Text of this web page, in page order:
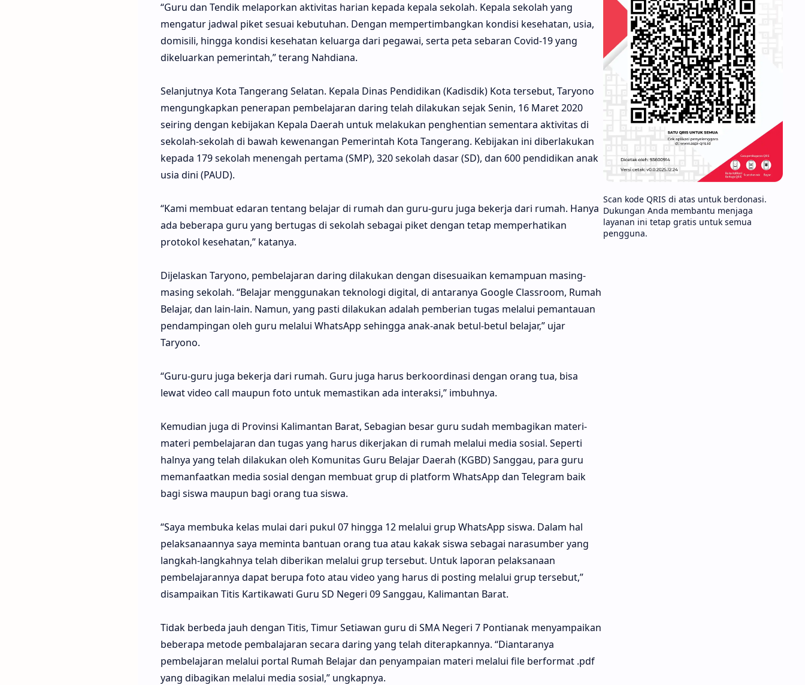
“Guru dan Tendik melaporkan aktivitas harian kepada kepala sekolah. Kepala sekolah yang
mengatur jadwal piket sesuai kebutuhan. Dengan mempertimbangkan kondisi kesehatan, usia,
domisili, hingga kondisi kesehatan keluarga dari pegawai, serta peta sebaran Covid-19 yang
dikeluarkan pemerintah,” terang Nahdiana.
Selanjutnya Kota Tangerang Selatan. Kepala Dinas Pendidikan (Kadisdik) Kota tersebut, Taryono
mengungkapkan penerapan pembelajaran daring telah dilakukan sejak Senin, 16 Maret 2020
seiring dengan kebijakan Kepala Daerah untuk melakukan penghentian sementara aktivitas di
sekolah-sekolah di bawah kewenangan Pemerintah Kota Tangerang. Kebijakan ini diberlakukan
kepada 179 sekolah menengah pertama (SMP), 320 sekolah dasar (SD), dan 600 pendidikan anak
usia dini (PAUD).
“Kami membuat edaran tentang belajar di rumah dan guru-guru juga bekerja dari rumah. Hanya
ada beberapa guru yang bertugas di sekolah sebagai piket dengan tetap memperhatikan
protokol kesehatan,” katanya.
Dijelaskan Taryono, pembelajaran daring dilakukan dengan disesuaikan kemampuan masing-
masing sekolah. “Belajar menggunakan teknologi digital, di antaranya Google Classroom, Rumah
Belajar, dan lain-lain. Namun, yang pasti dilakukan adalah pemberian tugas melalui pemantauan
pendampingan oleh guru melalui WhatsApp sehingga anak-anak betul-betul belajar,” ujar
Taryono.
“Guru-guru juga bekerja dari rumah. Guru juga harus berkoordinasi dengan orang tua, bisa
lewat video call maupun foto untuk memastikan ada interaksi,” imbuhnya.
Kemudian juga di Provinsi Kalimantan Barat, Sebagian besar guru sudah membagikan materi-
materi pembelajaran dan tugas yang harus dikerjakan di rumah melalui media sosial. Seperti
halnya yang telah dilakukan oleh Komunitas Guru Belajar Daerah (KGBD) Sanggau, para guru
memanfaatkan media sosial dengan membuat grup di platform WhatsApp dan Telegram baik
bagi siswa maupun bagi orang tua siswa.
“Saya membuka kelas mulai dari pukul 07 hingga 12 melalui grup WhatsApp siswa. Dalam hal
pelaksanaannya saya meminta bantuan orang tua atau kakak siswa sebagai narasumber yang
langkah-langkahnya telah diberikan melalui grup tersebut. Untuk laporan pelaksanaan
pembelajarannya dapat berupa foto atau video yang harus di posting melalui grup tersebut,”
disampaikan Titis Kartikawati Guru SD Negeri 09 Sanggau, Kalimantan Barat.
Tidak berbeda jauh dengan Titis, Timur Setiawan guru di SMA Negeri 7 Pontianak menyampaikan
beberapa metode pembalajaran secara daring yang telah diterapkannya. “Diantaranya
pembelajaran melalui portal Rumah Belajar dan penyampaian materi melalui file berformat .pdf
yang dibagikan melalui media sosial,” ungkapnya.
Scan kode QRIS di atas untuk berdonasi.
Dukungan Anda membantu menjaga
layanan ini tetap gratis untuk semua
pengguna.